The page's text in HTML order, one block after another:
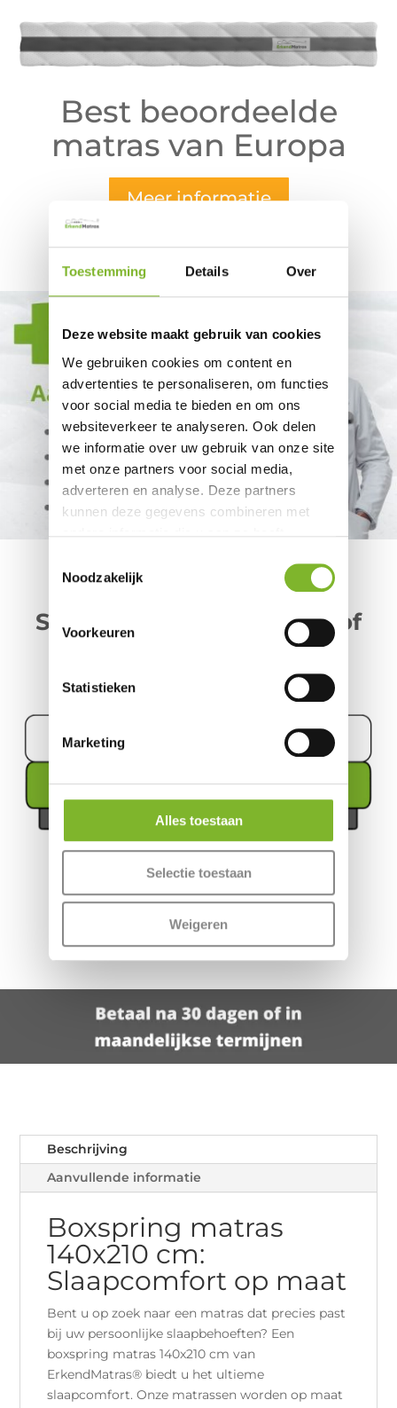
Toestemming Details Over
Deze website maakt gebruik van cookies
We gebruiken cookies om content en
advertenties te personaliseren, om functies
voor social media te bieden en om ons
websiteverkeer te analyseren. Ook delen
we informatie over uw gebruik van onze site
met onze partners voor social media,
adverteren en analyse. Deze partners
kunnen deze gegevens combineren met
basis van uw gebruik van hun services.
Noodzakelijk
Voorkeuren
Statistieken
Marketing
Alles toestaan
Selectie toestaan
Weigeren
Best beoordeelde
matras van Europa
Meer informatie
Samen slapen zonder kloof
Meer informatie
Beschrijving
Aanvullende informatie
Boxspring matras
140x210 cm:
Slaapcomfort op maat
Bent u op zoek naar een matras dat precies past
bij uw persoonlijke slaapbehoeften? Een
boxspring matras 140x210 cm van
ErkendMatras® biedt u het ultieme
slaapcomfort. Onze matrassen worden op maat